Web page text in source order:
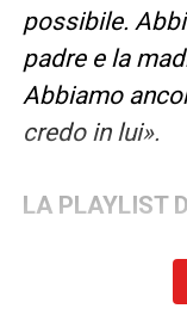
possibile.
padre e la
Abbiamo
credo in lui».
LA PLAYLIST